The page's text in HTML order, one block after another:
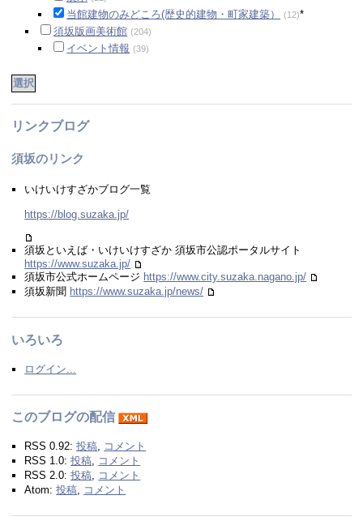
当館建物のみどころ(歴史的建物・町家建築） (12)*
須坂版画美術館 (204)
イベント情報 (39)
リンクブログ
須坂のリンク
いけいけすざかブログ一覧
https://blog.suzaka.jp/
須坂といえば・いけいけすざか 須坂市公認ポータルサイト
https://www.suzaka.jp/
須坂市公式ホームページ https://www.city.suzaka.nagano.jp/
須坂新聞 https://www.suzaka.jp/news/
いろいろ
ログイン...
このブログの配信
RSS 0.92:投稿, コメント
RSS 1.0:投稿, コメント
RSS 2.0:投稿, コメント
Atom:投稿, コメント